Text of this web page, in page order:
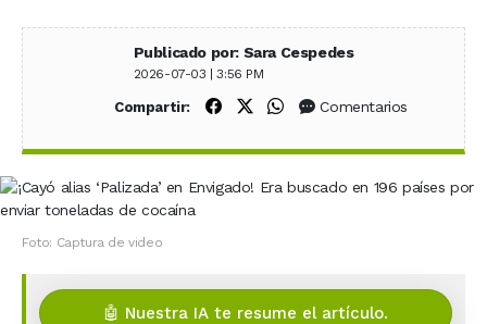
Publicado por: Sara Cespedes
2026-07-03 | 3:56 PM
Compartir: Compartir en Facebook
Compartir en X (Twitter)
Compartir en WhatsApp
Comentarios
Foto: Captura de video
🤖 Nuestra IA te resume el artículo.